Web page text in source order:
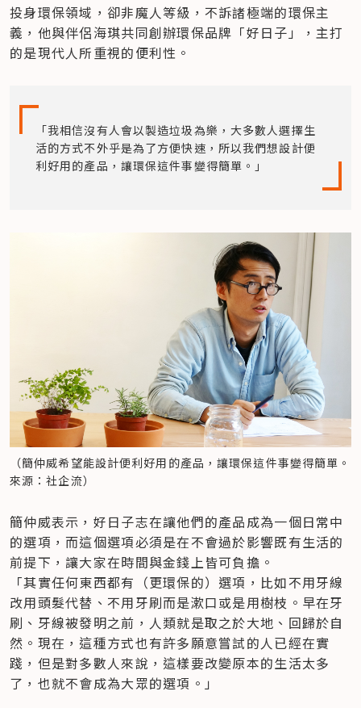
投身環保領域，卻非魔人等級，不訴諸極端的環保主
義，他與伴侶海琪共同創辦環保品牌「好日子」，主打
的是現代人所重視的便利性。
「我相信沒有人會以製造垃圾為樂，大多數人選擇生
活的方式不外乎是為了方便快速，所以我們想設計便
利好用的產品，讓環保這件事變得簡單。」
（簡仲威希望能設計便利好用的產品，讓環保這件事變得簡單。
來源：社企流）
簡仲威表示，好日子志在讓他們的產品成為一個日常中
的選項，而這個選項必須是在不會過於影響既有生活的
前提下，讓大家在時間與金錢上皆可負擔。
「其實任何東西都有（更環保的）選項，比如不用牙線
改用頭髮代替、不用牙刷而是漱口或是用樹枝。早在牙
刷、牙線被發明之前，人類就是取之於大地、回歸於自
然。現在，這種方式也有許多願意嘗試的人已經在實
踐，但是對多數人來說，這樣要改變原本的生活太多
了，也就不會成為大眾的選項。」